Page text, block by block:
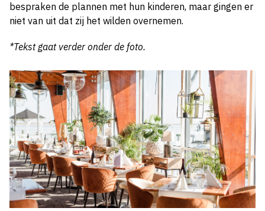
bespraken de plannen met hun kinderen, maar gingen er
niet van uit dat zij het wilden overnemen.
*Tekst gaat verder onder de foto.